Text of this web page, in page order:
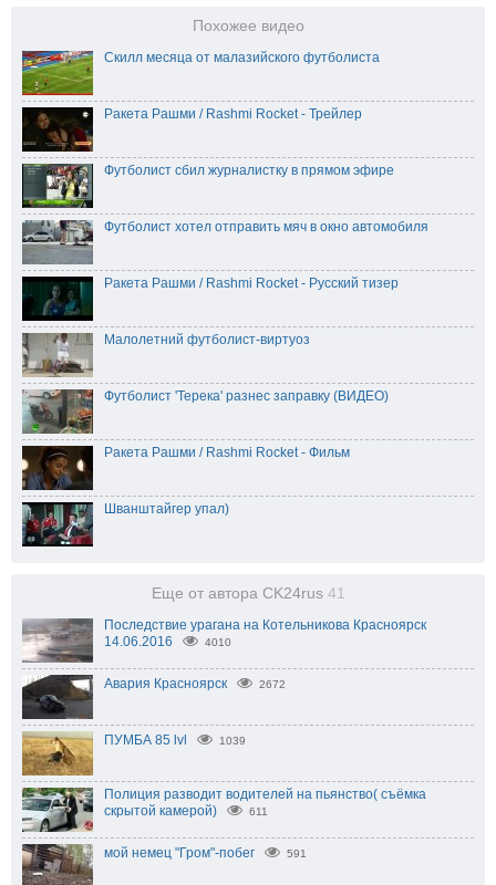
Похожее видео
Скилл месяца от малазийского футболиста
Ракета Рашми / Rashmi Rocket - Трейлер
Футболист сбил журналистку в прямом эфире
Футболист хотел отправить мяч в окно автомобиля
Ракета Рашми / Rashmi Rocket - Русский тизер
Малолетний футболист-виртуоз
Футболист 'Терека' разнес заправку (ВИДЕО)
Ракета Рашми / Rashmi Rocket - Фильм
Шванштайгер упал)
Еще от автора CK24rus 41
Последствие урагана на Котельникова Красноярск
14.06.2016
4010
Авария Красноярск 2672
ПУМБА 85 lvl 1039
Полиция разводит водителей на пьянство( съёмка
скрытой камерой)
611
мой немец "Гром"-побег 591